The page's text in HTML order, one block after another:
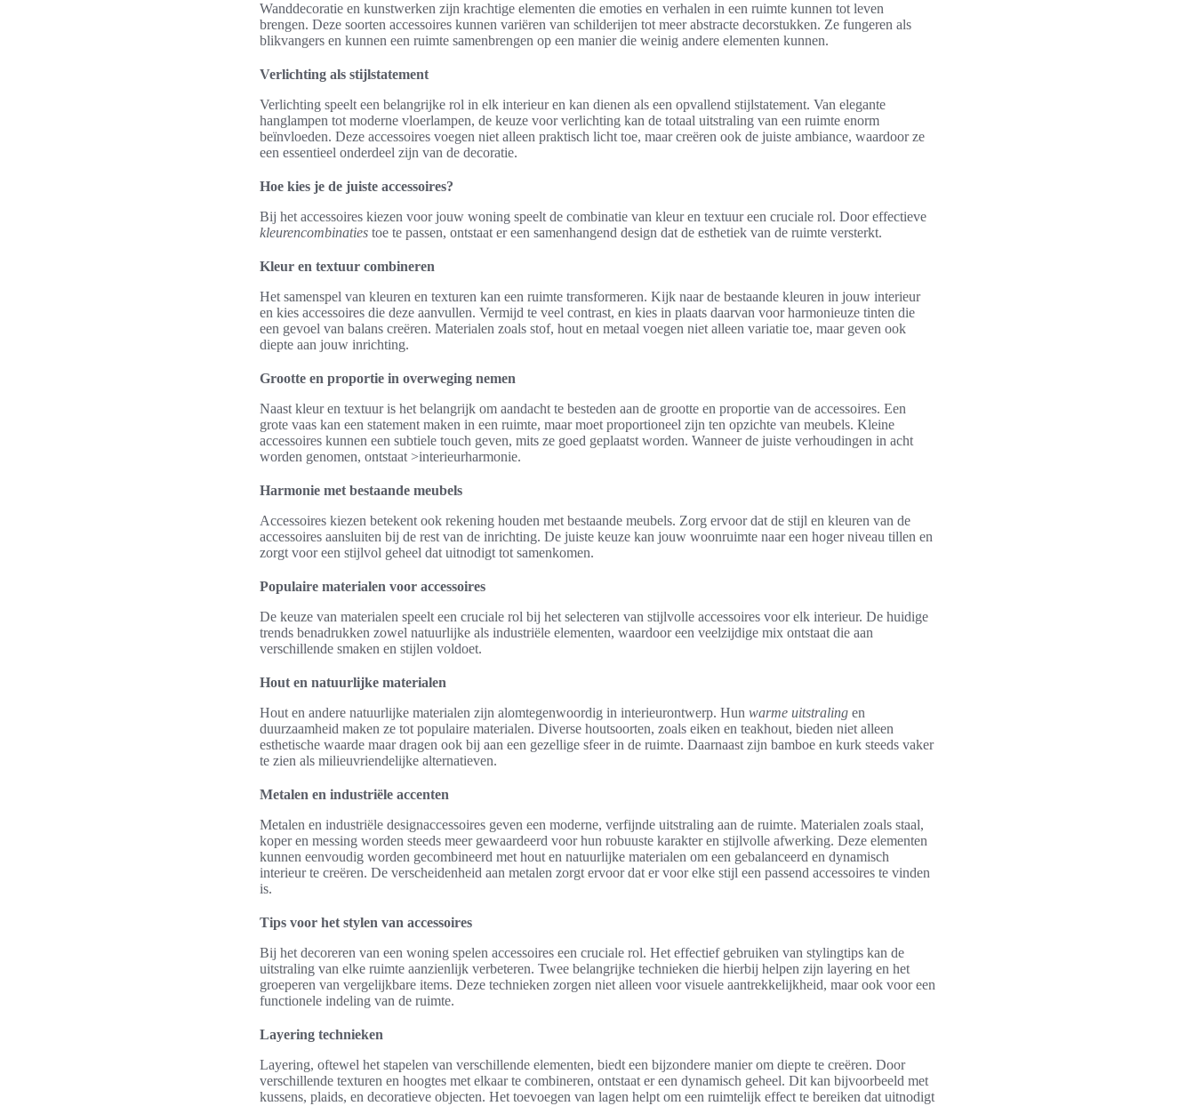
Wanddecoratie en kunstwerken zijn krachtige elementen die emoties en verhalen in een ruimte kunnen tot leven
brengen. Deze soorten accessoires kunnen variëren van schilderijen tot meer abstracte decorstukken. Ze fungeren als
blikvangers en kunnen een ruimte samenbrengen op een manier die weinig andere elementen kunnen.
Verlichting als stijlstatement
Verlichting speelt een belangrijke rol in elk interieur en kan dienen als een opvallend stijlstatement. Van elegante
hanglampen tot moderne vloerlampen, de keuze voor verlichting kan de totaal uitstraling van een ruimte enorm
beïnvloeden. Deze accessoires voegen niet alleen praktisch licht toe, maar creëren ook de juiste ambiance, waardoor ze
een essentieel onderdeel zijn van de decoratie.
Hoe kies je de juiste accessoires?
Bij het accessoires kiezen voor jouw woning speelt de combinatie van kleur en textuur een cruciale rol. Door effectieve
kleurencombinaties toe te passen, ontstaat er een samenhangend design dat de esthetiek van de ruimte versterkt.
Kleur en textuur combineren
Het samenspel van kleuren en texturen kan een ruimte transformeren. Kijk naar de bestaande kleuren in jouw interieur
en kies accessoires die deze aanvullen. Vermijd te veel contrast, en kies in plaats daarvan voor harmonieuze tinten die
een gevoel van balans creëren. Materialen zoals stof, hout en metaal voegen niet alleen variatie toe, maar geven ook
diepte aan jouw inrichting.
Grootte en proportie in overweging nemen
Naast kleur en textuur is het belangrijk om aandacht te besteden aan de grootte en proportie van de accessoires. Een
grote vaas kan een statement maken in een ruimte, maar moet proportioneel zijn ten opzichte van meubels. Kleine
accessoires kunnen een subtiele touch geven, mits ze goed geplaatst worden. Wanneer de juiste verhoudingen in acht
worden genomen, ontstaat >interieurharmonie.
Harmonie met bestaande meubels
Accessoires kiezen betekent ook rekening houden met bestaande meubels. Zorg ervoor dat de stijl en kleuren van de
accessoires aansluiten bij de rest van de inrichting. De juiste keuze kan jouw woonruimte naar een hoger niveau tillen en
zorgt voor een stijlvol geheel dat uitnodigt tot samenkomen.
Populaire materialen voor accessoires
De keuze van materialen speelt een cruciale rol bij het selecteren van stijlvolle accessoires voor elk interieur. De huidige
trends benadrukken zowel natuurlijke als industriële elementen, waardoor een veelzijdige mix ontstaat die aan
verschillende smaken en stijlen voldoet.
Hout en natuurlijke materialen
Hout en andere natuurlijke materialen zijn alomtegenwoordig in interieurontwerp. Hun warme uitstraling en
duurzaamheid maken ze tot populaire materialen. Diverse houtsoorten, zoals eiken en teakhout, bieden niet alleen
esthetische waarde maar dragen ook bij aan een gezellige sfeer in de ruimte. Daarnaast zijn bamboe en kurk steeds vaker
te zien als milieuvriendelijke alternatieven.
Metalen en industriële accenten
Metalen en industriële designaccessoires geven een moderne, verfijnde uitstraling aan de ruimte. Materialen zoals staal,
koper en messing worden steeds meer gewaardeerd voor hun robuuste karakter en stijlvolle afwerking. Deze elementen
kunnen eenvoudig worden gecombineerd met hout en natuurlijke materialen om een gebalanceerd en dynamisch
interieur te creëren. De verscheidenheid aan metalen zorgt ervoor dat er voor elke stijl een passend accessoires te vinden
is.
Tips voor het stylen van accessoires
Bij het decoreren van een woning spelen accessoires een cruciale rol. Het effectief gebruiken van stylingtips kan de
uitstraling van elke ruimte aanzienlijk verbeteren. Twee belangrijke technieken die hierbij helpen zijn layering en het
groeperen van vergelijkbare items. Deze technieken zorgen niet alleen voor visuele aantrekkelijkheid, maar ook voor een
functionele indeling van de ruimte.
Layering technieken
Layering, oftewel het stapelen van verschillende elementen, biedt een bijzondere manier om diepte te creëren. Door
verschillende texturen en hoogtes met elkaar te combineren, ontstaat er een dynamisch geheel. Dit kan bijvoorbeeld met
kussens, plaids, en decoratieve objecten. Het toevoegen van lagen helpt om een ruimtelijk effect te bereiken dat uitnodigt